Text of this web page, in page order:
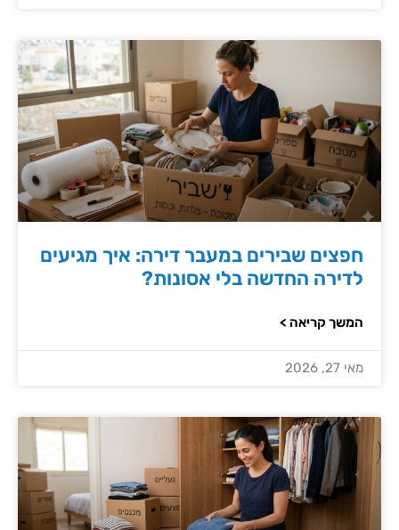
חפצים שבירים במעבר דירה: איך מגיעים
לדירה החדשה בלי אסונות?
המשך קריאה >
מאי 27, 2026